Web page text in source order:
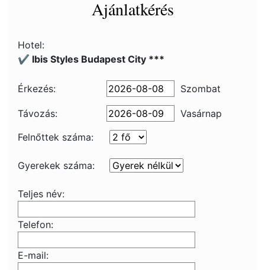
Ajánlatkérés
Hotel:
✔️ Ibis Styles Budapest City ***
Érkezés: Szombat
Távozás:
Vasárnap
Felnőttek száma:
Gyerekek száma:
Teljes név:
Telefon:
E-mail: